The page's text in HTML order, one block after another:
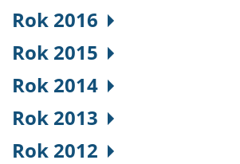
Rok 2016
Rok 2015
Rok 2014
Rok 2013
Rok 2012